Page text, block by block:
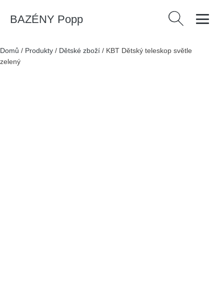
BAZÉNY Popp Vyhledávání
Domů / Produkty / Dětské zboží / KBT Dětský teleskop světle
zelený